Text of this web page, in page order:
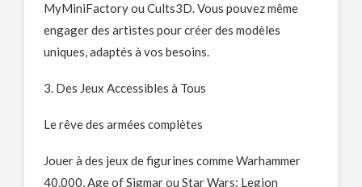
MyMiniFactory ou Cults3D. Vous pouvez même
engager des artistes pour créer des modèles
uniques, adaptés à vos besoins.
3. Des Jeux Accessibles à Tous
Le rêve des armées complètes
Jouer à des jeux de figurines comme Warhammer
40,000, Age of Sigmar ou Star Wars: Legion